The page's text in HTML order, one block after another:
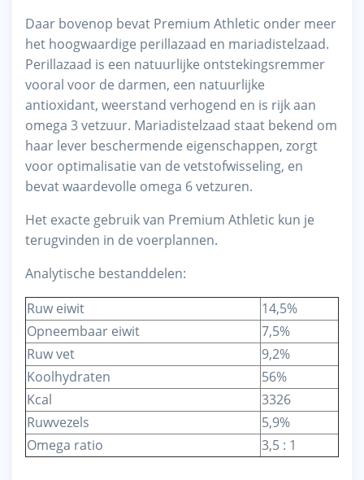
Daar bovenop bevat Premium Athletic onder meer
het hoogwaardige perillazaad en mariadistelzaad.
Perillazaad is een natuurlijke ontstekingsremmer
vooral voor de darmen, een natuurlijke
antioxidant, weerstand verhogend en is rijk aan
omega 3 vetzuur. Mariadistelzaad staat bekend om
haar lever beschermende eigenschappen, zorgt
voor optimalisatie van de vetstofwisseling, en
bevat waardevolle omega 6 vetzuren.
Het exacte gebruik van Premium Athletic kun je
terugvinden in de voerplannen.
Analytische bestanddelen:
Ruw eiwit
14,5%
Opneembaar eiwit
7,5%
Ruw vet
9,2%
Koolhydraten
56%
Kcal
3326
Ruwvezels
5,9%
Omega ratio
3,5 : 1